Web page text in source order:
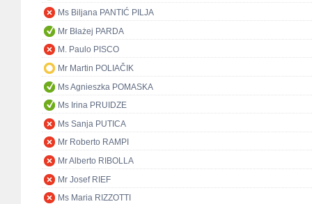
Ms Biljana PANTIĆ PILJA
Mr Błażej PARDA
M. Paulo PISCO
Mr Martin POLIAČIK
Ms Agnieszka POMASKA
Ms Irina PRUIDZE
Ms Sanja PUTICA
Mr Roberto RAMPI
Mr Alberto RIBOLLA
Mr Josef RIEF
Ms Maria RIZZOTTI